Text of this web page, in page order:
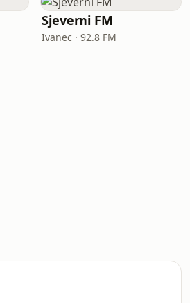
Sjeverni FM
Ivanec · 92.8 FM